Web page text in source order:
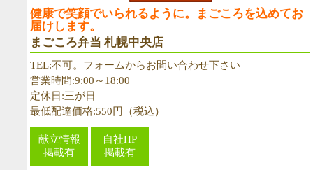
健康で笑顔でいられるように。まごころを込めてお
届けします。
まごころ弁当 札幌中央店
TEL:不可。フォームからお問い合わせ下さい
営業時間:9:00～18:00
定休日:三が日
最低配達価格:550円（税込）
献立情報
掲載有
自社HP
掲載有